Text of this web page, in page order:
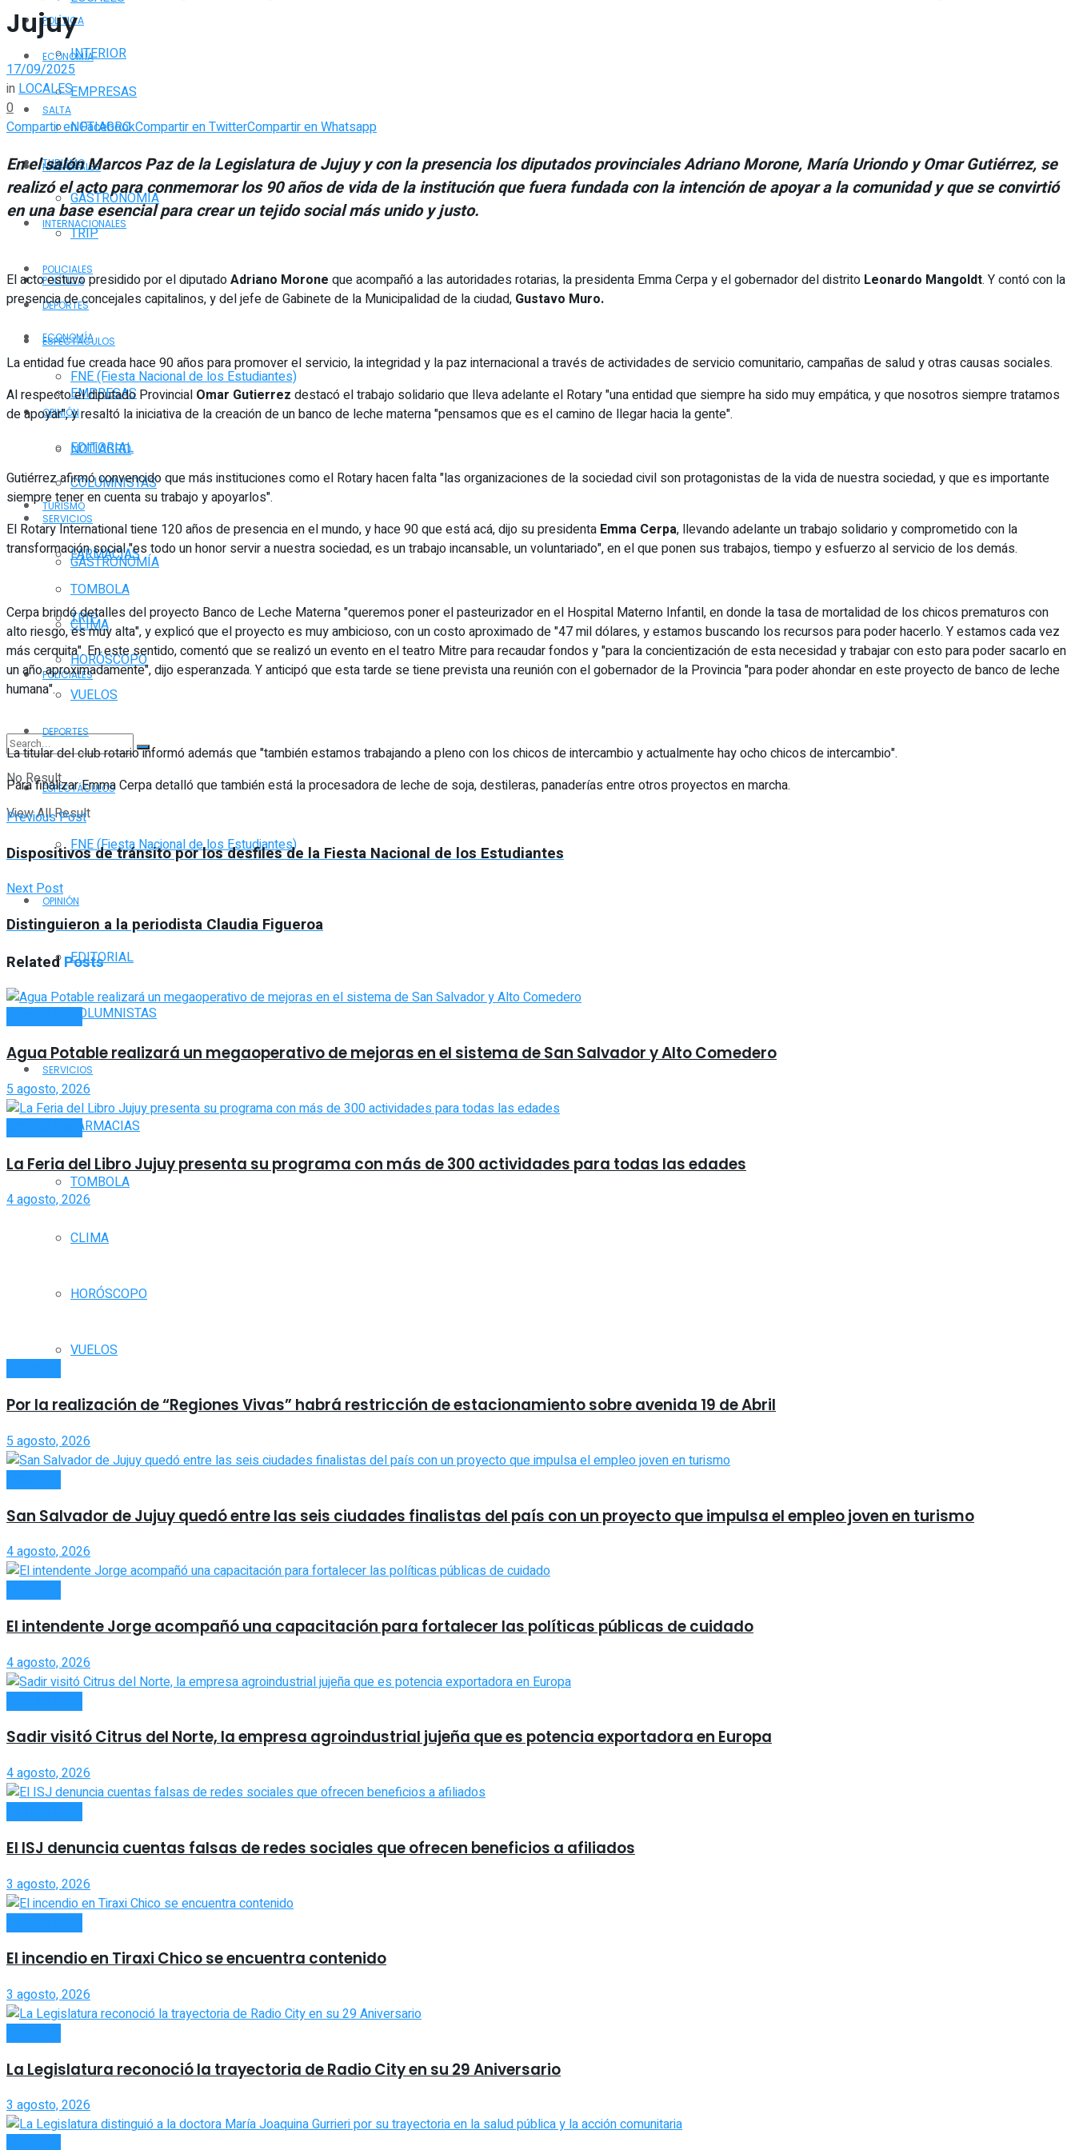
POLÍTICA
ECONOMÍA
EMPRESAS
NOTIAGRO
TURISMO
GASTRONOMÍA
TRIP
POLICIALES
DEPORTES
ESPECTÁCULOS
FNE (Fiesta Nacional de los Estudiantes)
OPINIÓN
EDITORIAL
COLUMNISTAS
SERVICIOS
FARMACIAS
TOMBOLA
CLIMA
HORÓSCOPO
VUELOS
No Result
View All Result
INTERIOR
SALTA
NACIONALES
INTERNACIONALES
POLÍTICA
ECONOMÍA
EMPRESAS
NOTIAGRO
TURISMO
GASTRONOMÍA
TRIP
POLICIALES
DEPORTES
ESPECTÁCULOS
FNE (Fiesta Nacional de los Estudiantes)
OPINIÓN
EDITORIAL
COLUMNISTAS
SERVICIOS
FARMACIAS
TOMBOLA
CLIMA
HORÓSCOPO
VUELOS
Jujuy
17/09/2025
inLOCALES
0
Compartir en FacebookCompartir en TwitterCompartir en Whatsapp
En el salón Marcos Paz de la Legislatura de Jujuy y con la presencia los diputados provinciales Adriano Morone, María Uriondo y Omar Gutiérrez, se
realizó el acto para conmemorar los 90 años de vida de la institución que fuera fundada con la intención de apoyar a la comunidad y que se convirtió
en una base esencial para crear un tejido social más unido y justo.
El acto estuvo presidido por el diputadoAdriano Morone que acompañó a las autoridades rotarias, la presidenta Emma Cerpa y el gobernador del distrito Leonardo Mangoldt. Y contó con la
presencia de concejales capitalinos, y del jefe de Gabinete de la Municipalidad de la ciudad, Gustavo Muro.
La entidad fue creada hace 90 años para promover el servicio, la integridad y la paz internacional a través de actividades de servicio comunitario, campañas de salud y otras causas sociales.
Al respecto el diputado Provincial Omar Gutierrez destacó el trabajo solidario que lleva adelante el Rotary "una entidad que siempre ha sido muy empática, y que nosotros siempre tratamos
de apoyar", y resaltó la iniciativa de la creación de un banco de leche materna "pensamos que es el camino de llegar hacia la gente".
Gutiérrez afirmó convencido que más instituciones como el Rotary hacen falta "las organizaciones de la sociedad civil son protagonistas de la vida de nuestra sociedad, y que es importante
siempre tener en cuenta su trabajo y apoyarlos".
El Rotary International tiene 120 años de presencia en el mundo, y hace 90 que está acá, dijo su presidenta Emma Cerpa, llevando adelante un trabajo solidario y comprometido con la
transformación social "es todo un honor servir a nuestra sociedad, es un trabajo incansable, un voluntariado", en el que ponen sus trabajos, tiempo y esfuerzo al servicio de los demás.
Cerpa brindó detalles del proyecto Banco de Leche Materna "queremos poner el pasteurizador en el Hospital Materno Infantil, en donde la tasa de mortalidad de los chicos prematuros con
alto riesgo, es muy alta", y explicó que el proyecto es muy ambicioso, con un costo aproximado de "47 mil dólares, y estamos buscando los recursos para poder hacerlo. Y estamos cada vez
más cerquita". En este sentido, comentó que se realizó un evento en el teatro Mitre para recaudar fondos y "para la concientización de esta necesidad y trabajar con esto para poder sacarlo en
un año aproximadamente", dijo esperanzada. Y anticipó que esta tarde se tiene prevista una reunión con el gobernador de la Provincia "para poder ahondar en este proyecto de banco de leche
humana".
La titular del club rotario informó además que "también estamos trabajando a pleno con los chicos de intercambio y actualmente hay ocho chicos de intercambio".
Para finalizar Emma Cerpa detalló que también está la procesadora de leche de soja, destileras, panaderías entre otros proyectos en marcha.
Previous Post
Dispositivos de tránsito por los desfiles de la Fiesta Nacional de los Estudiantes
Next Post
Distinguieron a la periodista Claudia Figueroa
RelatedPosts
Agua Potable realizará un megaoperativo de mejoras en el sistema de San Salvador y Alto Comedero
5 agosto, 2026
La Feria del Libro Jujuy presenta su programa con más de 300 actividades para todas las edades
4 agosto, 2026
Por la realización de “Regiones Vivas” habrá restricción de estacionamiento sobre avenida 19 de Abril
5 agosto, 2026
San Salvador de Jujuy quedó entre las seis ciudades finalistas del país con un proyecto que impulsa el empleo joven en turismo
4 agosto, 2026
El intendente Jorge acompañó una capacitación para fortalecer las políticas públicas de cuidado
4 agosto, 2026
Sadir visitó Citrus del Norte, la empresa agroindustrial jujeña que es potencia exportadora en Europa
4 agosto, 2026
El ISJ denuncia cuentas falsas de redes sociales que ofrecen beneficios a afiliados
3 agosto, 2026
El incendio en Tiraxi Chico se encuentra contenido
3 agosto, 2026
La Legislatura reconoció la trayectoria de Radio City en su 29 Aniversario
3 agosto, 2026